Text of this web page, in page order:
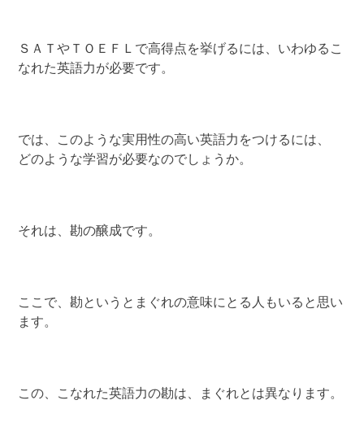
ＳＡＴやＴＯＥＦＬで高得点を挙げるには、いわゆるこ
なれた英語力が必要です。
では、このような実用性の高い英語力をつけるには、
どのような学習が必要なのでしょうか。
それは、勘の醸成です。
ここで、勘というとまぐれの意味にとる人もいると思い
ます。
この、こなれた英語力の勘は、まぐれとは異なります。